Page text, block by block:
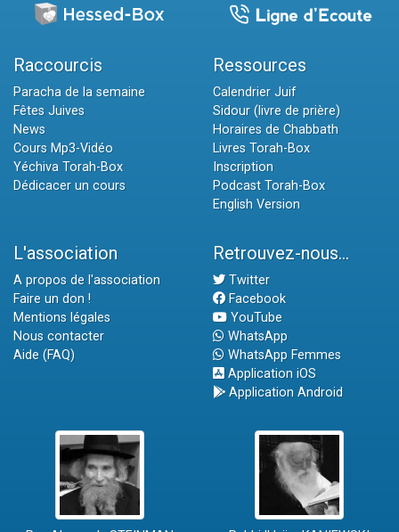
Raccourcis
Paracha de la semaine
Fêtes Juives
News
Cours Mp3-Vidéo
Yéchiva Torah-Box
Dédicacer un cours
Ressources
Calendrier Juif
Sidour (livre de prière)
Horaires de Chabbath
Livres Torah-Box
Inscription
Podcast Torah-Box
English Version
L'association
A propos de l'association
Faire un don !
Mentions légales
Nous contacter
Aide (FAQ)
Retrouvez-nous...
Twitter
Facebook
YouTube
WhatsApp
WhatsApp Femmes
Application iOS
Application Android